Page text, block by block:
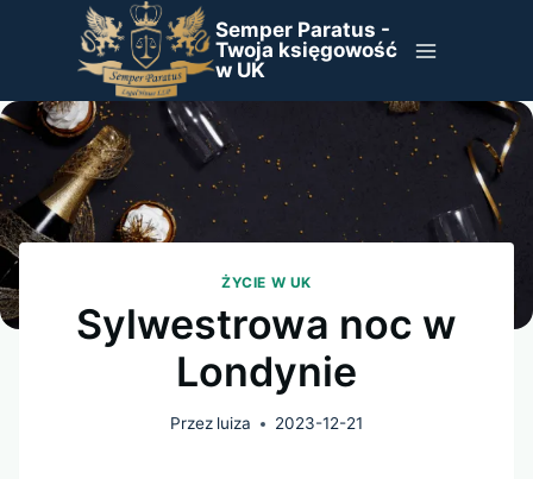
Semper Paratus -
Twoja księgowość
w UK
ŻYCIE W UK
Sylwestrowa noc w
Londynie
Przez luiza 2023-12-21